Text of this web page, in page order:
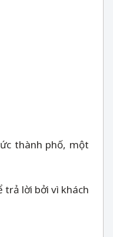
thành phố, một
trả lời bởi vì khách